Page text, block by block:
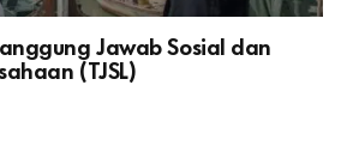
Jawab Sosial dan
(TJSL)